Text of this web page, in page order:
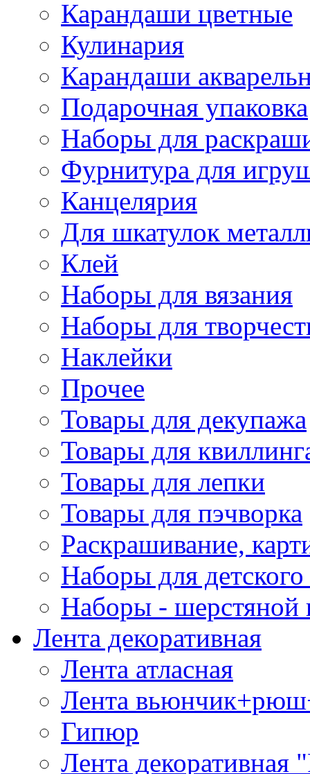
Карандаши цветные
Кулинария
Карандаши
Подарочная упаковка
Наборы для
Фурнитура для
Канцелярия
Для шкатулок
Клей
Наборы для вязания
Наборы для
Наклейки
Прочее
Товары для декупажа
Товары для
Товары для лепки
Товары для пэчворка
Раскрашивание,
Наборы для
Наборы - шерстяной
Лента декоративная
Лента атласная
Лента
Гипюр
Лента декоративная